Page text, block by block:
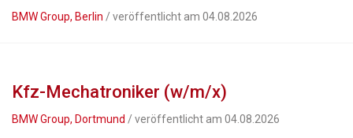
BMW Group, Berlin / veröffentlicht am 04.08.2026
Kfz-Mechatroniker (w/m/x)
BMW Group, Dortmund / veröffentlicht am 04.08.2026